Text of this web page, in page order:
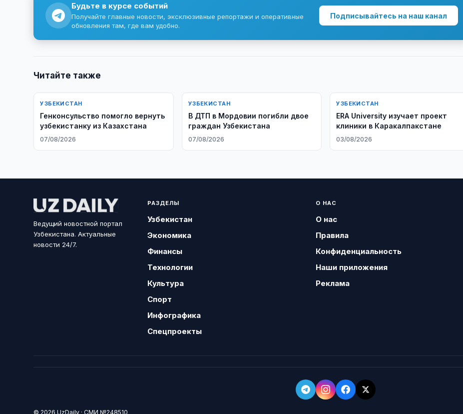
Будьте в курсе событий
Получайте главные новости, эксклюзивные репортажи и оперативные
обновления там, где вам удобно.
Подписывайтесь на наш канал
Читайте также
УЗБЕКИСТАН
Генконсульство помогло вернуть
узбекистанку из Казахстана
07/08/2026
УЗБЕКИСТАН
В ДТП в Мордовии погибли двое
граждан Узбекистана
07/08/2026
УЗБЕКИСТАН
ERA University изучает проект
клиники в Каракалпакстане
03/08/2026
Ведущий новостной портал
Узбекистана. Актуальные
новости 24/7.
РАЗДЕЛЫ
Узбекистан
Экономика
Финансы
Технологии
Культура
Спорт
Инфографика
Спецпроекты
О НАС
О нас
Правила
Конфиденциальность
Наши приложения
Реклама
© 2026 UzDaily · СМИ №248510